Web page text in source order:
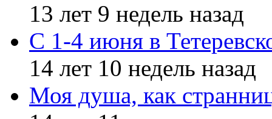
13 лет 9 недель назад
С 1-4 июня в
14 лет 10 недель назад
Моя душа, как